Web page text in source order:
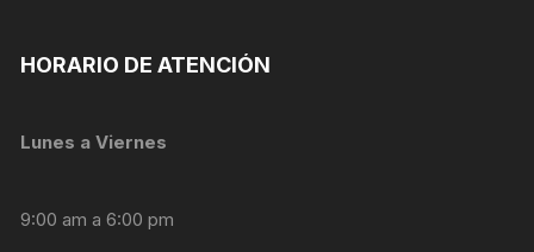
HORARIO DE ATENCIÓN
Lunes a Viernes
9:00 am a 6:00 pm
cookies no